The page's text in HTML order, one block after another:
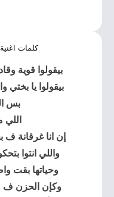
كلمات
بيقولوا قوية
بيقولوا يا
بس
إن انا غرقانة
واللي انتوا
وحياتها بقت
وكإن الحزن ف